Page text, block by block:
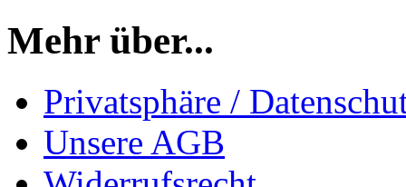
Mehr über...
Privatsphäre /
Unsere AGB